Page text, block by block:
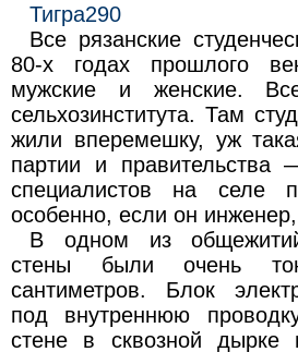
Тигра290
Все рязанские
80-х годах прошлого
мужские и женские.
сельхозинститута. Там
жили вперемешку, уж
партии и
специалистов на селе
особенно, если он
В одном из
стены были очень
сантиметров. Блок
под внутреннюю
стене в сквозной дырке